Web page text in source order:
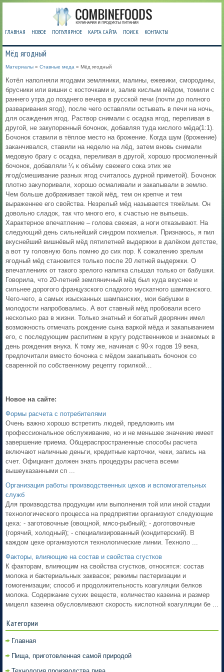
ГЛАВНАЯ НОВОЕ ПОПУЛЯРНОЕ КАРТА САЙТА ПОИСК КОНТАКТЫ
Мёд ягодный
Материалы » Ставные меда » Мёд ягодный
Котёл наполняли ягодами земляники, малины, ежевики, смородины,
брусники или вишни с косточками и, залив кислым мёдом, томили c
раннего утра до позднего вечера в русской печи (почти до полного
разваривания ягод), после чего оставляли остывать в печи на ночь,
для осаждения ягод. Раствор снимали с осадка ягод, переливая в
другой, не закупоренный бочонок, добавляя туда кислого мёда(1:1).
Бочонок ставили в тёплое место на брожение. Когда шум (брожение)
заканчивался, ставили на неделю на лёд, затем вновь снимали
медовую брагу с осадка, переливая в другой, хорошо просмоленный
бочонок, добавляли ¼ к объёму свежего сока этих же
ягод(смешивание разных ягод считалось дурной приметой). Бочонок
плотно закупоривали, хорошо осмаливали и закапывали в землю.
Чем больше дображивает такой мёд, тем он крепче и тем
выраженнее его свойства. Незрелый мёд называется тяжёлым. Он
довольно сладок, так что много его, к счастью не выпьешь.
Характерное впечатление – голова свежая, а ноги отказывают. На
следующий день сильнейший синдром похмелья. Признаюсь, я пил
вкуснейший вишнёвый мёд пятилетней выдержки в далёком детстве,
а вот ту головную боль помню до сих пор. К сожалению зрелым
ягодный мёд становится только после 20 летней выдержки. О
впечатлениях от такого зрелого напитка слышал только от бабушки.
Говорила, что 20-летний земляничный мёд был куда вкуснее и
сильнее дорогого французского сладкого мускатного шампанского.
Чего-чего, а самых изысканных шампанских, мои бабушки в
молодости напробовались. А вот ставный мёд пробовали всего
несколько раз в жизни. Только знатный и богатый дворянин имел
возможность отмечать рождение сына варкой мёда и закапыванием
его, с последующим распитием в кругу родственников и знакомых в
день рождения внука. К тому же, начиная с 90-х годов 19 века,
предпочитали вместо бочонка с мёдом закапывать бочонок со
сваренной по собственному рецепту горилкой…
Новое на сайте:
Формы расчета с потребителями
Очень важно хорошо встретить людей, предложить им
профессиональное обслуживание, но и не меньшее значение имеет
завершение приема. Общераспространенные способы расчета
включают наличные деньги, кредитные карточки, чеки, запись на
счет. Официант должен знать процедуры расчета всеми
вышеуказанными сп ...
Организация работы производственных цехов и вспомогательных
служб
Для производства продукции или выполнения той или иной стадии
технологического процесса на предприятии организуют следующие
цеха: - заготовочные (овощной, мясо-рыбный); - доготовочные
(горячий, холодный); - специализированный (кондитерский). В
каждом цехе организуются технологические линии. Техноло ...
Факторы, влияющие на состав и свойства сгустков
К факторам, влияющим на свойства сгустков, относятся: состав
молока и бактериальных заквасок; режимы пастеризации и
гомогенизации; способ и продолжительность коагуляции белков
молока. Содержание сухих веществ, количество казеина и размер
мицелл казеина обусловливают скорость кислотной коагуляции бе ...
Категории
Главная
Пища, приготовленная самой природой